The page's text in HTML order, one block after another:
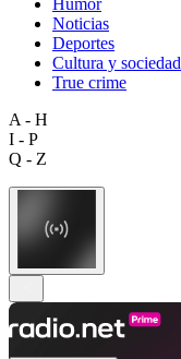
Noticias
Deportes
Cultura y sociedad
True crime
A - H
I - P
Q - Z